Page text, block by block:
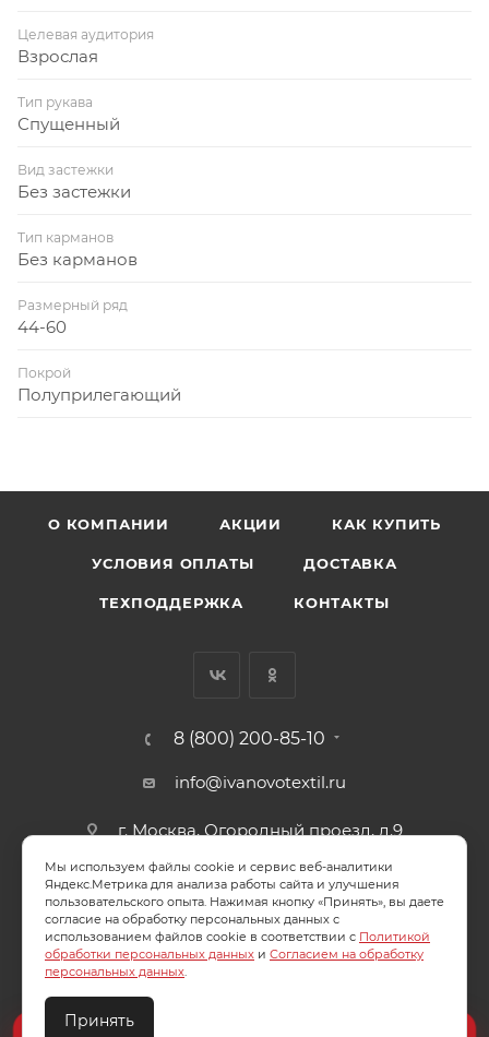
Целевая аудитория
Взрослая
Тип рукава
Спущенный
Вид застежки
Без застежки
Тип карманов
Без карманов
Размерный ряд
44-60
Покрой
Полуприлегающий
О КОМПАНИИ АКЦИИ КАК КУПИТЬ
УСЛОВИЯ ОПЛАТЫ ДОСТАВКА
ТЕХПОДДЕРЖКА КОНТАКТЫ
8 (800) 200-85-10
info@ivanovotextil.ru
г. Москва, Огородный проезд, д.9
СОГЛАСИЕ НА ОБРАБОТКУ ПЕРСОНАЛЬНЫХ ДАННЫХ
ПОЛИТИКА ОБРАБОТКИ ПЕРСОНАЛЬНЫХ ДАННЫХ
2026 © ООО "Ивановотекстиль". ОГРН:1073703000029
Мы используем файлы cookie и сервис веб-аналитики
Яндекс.Метрика для анализа работы сайта и улучшения
пользовательского опыта. Нажимая кнопку «Принять», вы даете
согласие на обработку персональных данных с
использованием файлов cookie в соответствии с Политикой
обработки персональных данных и Согласием на обработку
персональных данных.
Принять